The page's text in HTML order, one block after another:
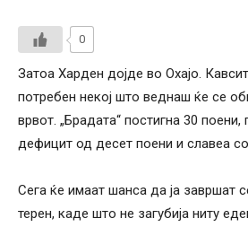
0
Затоа Харден дојде во Охајо.
потребен некој што веднаш ќе се
врвот. „Брадата“ постигна 30 поени,
дефицит од десет поени и славеа
Сега ќе имаат шанса да ја завршат
терен, каде што не загубија ниту